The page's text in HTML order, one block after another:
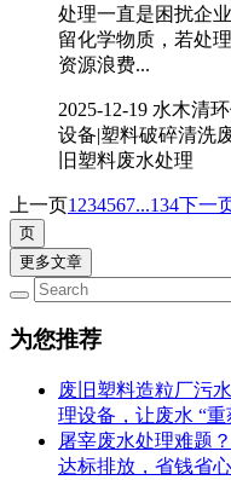
处理一直是困扰企
留化学物质，若处
资源浪费...
2025-12-19 水木清
设备|塑料破碎清洗
旧塑料废水处理
上一页1 234567...134下一
更多文章
为您推荐
废旧塑料造粒厂污
理设备，让废水 “重
屠宰废水处理难题
达标排放，省钱省心